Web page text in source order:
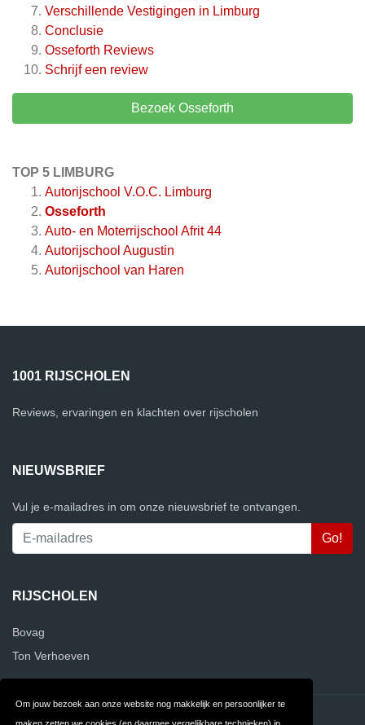
Om jouw bezoek aan onze website nog makkelijk en persoonlijker te
Verschillende Vestigingen in Limburg
Conclusie
Osseforth Reviews
Schrijf een review
Bezoek Osseforth
TOP 5 LIMBURG
Autorijschool V.O.C. Limburg
Osseforth
Auto- en Moterrijschool Afrit 44
Autorijschool Augustin
Autorijschool van Haren
1001 RIJSCHOLEN
Reviews, ervaringen en klachten over rijscholen
NIEUWSBRIEF
Vul je e-mailadres in om onze nieuwsbrief te ontvangen.
RIJSCHOLEN
Bovag
Ton Verhoeven
Contact Privacy